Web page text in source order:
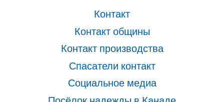
Контакт
Контакт общины
Контакт производства
Спасатели контакт
Социальное медиа